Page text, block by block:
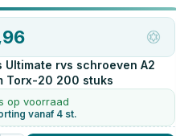
Ultimate rvs schroeven A2
Torx-20 200 stuks
op voorraad
vanaf 4 st.